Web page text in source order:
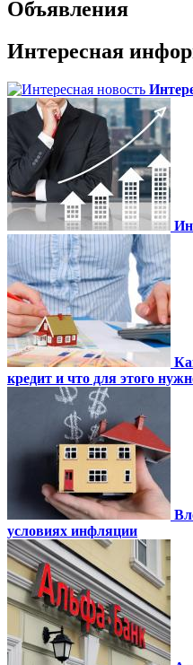
Объявления
Интересная
кредит и что для этого
условиях инфляции